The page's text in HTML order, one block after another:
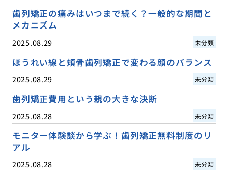
歯列矯正の痛みはいつまで続く？一般的な期間と
メカニズム
2025.08.29 未分類
ほうれい線と頬骨歯列矯正で変わる顔のバランス
2025.08.29 未分類
歯列矯正費用という親の大きな決断
2025.08.28 未分類
モニター体験談から学ぶ！歯列矯正無料制度のリ
アル
2025.08.28 未分類